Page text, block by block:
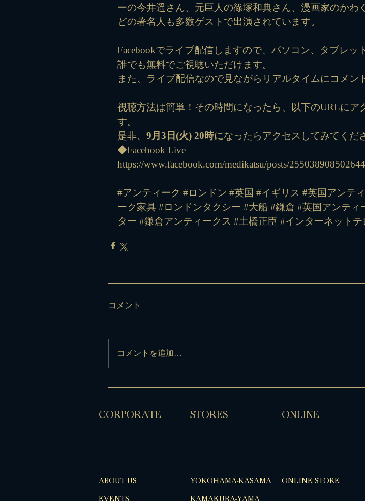
ーの今井遥さん、元巨人の篠塚和典さん、漫画家のかわ
どの著名人も多数ゲストで出演されています。
Facebookでライブ配信しますので、パソコン、タブレッ
誰でも無料でご視聴いただけます。
また、ライブ配信なので見ながらリアルタイムにコメン
視聴方法は簡単！その時間になったら、以下のURLにア
す。
是非、 9月3日(火) 20時になったらアクセスしてみてくだ
◆Facebook Live
https://www.facebook.com/medikatsu/posts/
#アンティーク #ロンドン #英国 #イギリス #英国アンテ
ーク家具 #ロンドンタクシー #大船 #鎌倉 #英国アンティ
ター #鎌倉アンティークス #土橋正臣 #インターネットテ
コメント
コメントを追加…
​CORPORATE ​STORES ONLINE
ABOUT US
EVENTS
YOKOHAMA-KASAMA ONLINE STORE
KAMAKURA-YAMA